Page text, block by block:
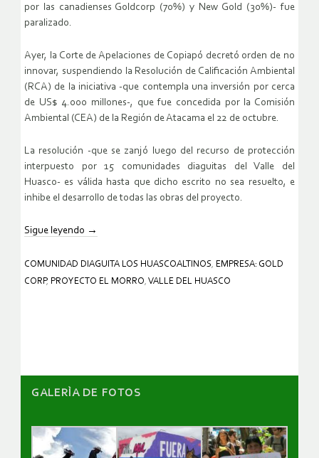
por las canadienses Goldcorp (70%) y New Gold (30%)- fue
paralizado.
Ayer, la Corte de Apelaciones de Copiapó decretó orden de no
innovar, suspendiendo la Resolución de Calificación Ambiental
(RCA) de la iniciativa -que contempla una inversión por cerca
de US$ 4.000 millones-, que fue concedida por la Comisión
Ambiental (CEA) de la Región de Atacama el 22 de octubre.
La resolución -que se zanjó luego del recurso de protección
interpuesto por 15 comunidades diaguitas del Valle del
Huasco- es válida hasta que dicho escrito no sea resuelto, e
inhibe el desarrollo de todas las obras del proyecto.
Sigue leyendo →
COMUNIDAD DIAGUITA LOS HUASCOALTINOS, EMPRESA: GOLD
CORP, PROYECTO EL MORRO, VALLE DEL HUASCO
GALERÌA DE FOTOS